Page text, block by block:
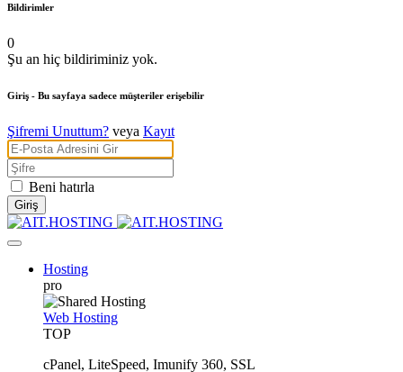
Bildirimler
0
Şu an hiç bildiriminiz yok.
Giriş - Bu sayfaya sadece müşteriler erişebilir
Şifremi Unuttum? veya Kayıt
Beni hatırla
Hosting
pro
Web Hosting
TOP
cPanel, LiteSpeed, Imunify 360, SSL